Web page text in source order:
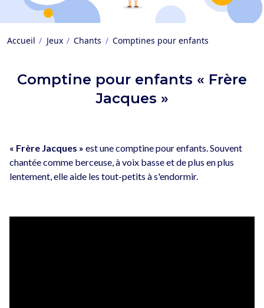
Accueil Jeux Chants Comptines pour enfants
Comptine pour enfants « Frère
Jacques »
« Frère Jacques » est une comptine pour enfants. Souvent
chantée comme berceuse, à voix basse et de plus en plus
lentement, elle aide les tout-petits à s'endormir.